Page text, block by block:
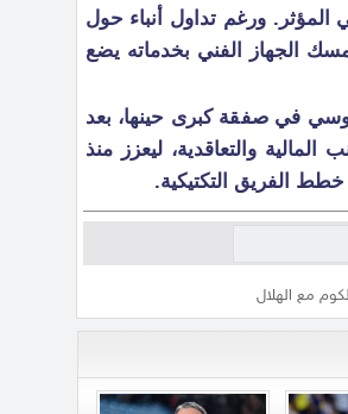
ورغم تداول أنباء حول
الجهاز الفني بخدماته يضع
في صفقة كبرى حينها، بعد
والتعاقدية، ليعزز منذ
الفريق التكتيكية.
مع الهلال